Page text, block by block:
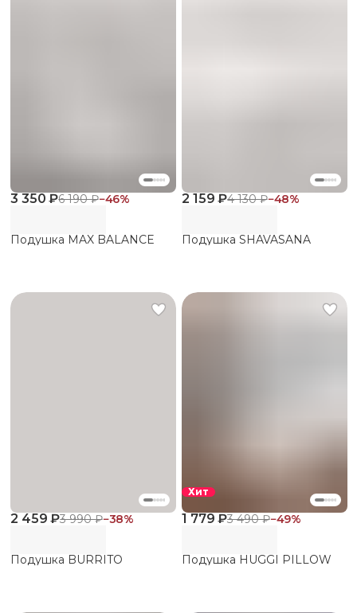
3 350 ₽6 190 ₽−46%
Подушка MAX BALANCE
2 159 ₽4 130 ₽−48%
Подушка SHAVASANA
2 459 ₽3 990 ₽−38%
Подушка BURRITO
Хит
1 779 ₽3 490 ₽−49%
Подушка HUGGI PILLOW